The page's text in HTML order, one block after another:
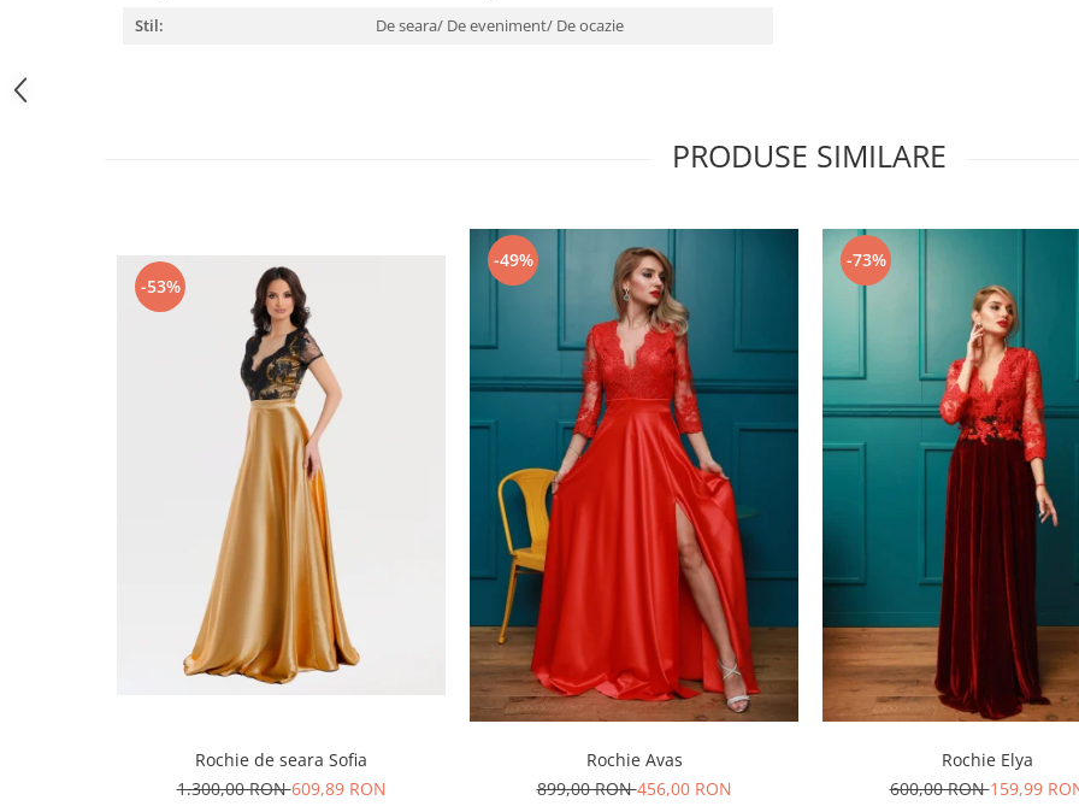
Stil:
De seara/ De eveniment/ De ocazie
PRODUSE SIMILARE
-53%
Rochie de seara Sofia
1.300,00 RON609,89 RON
-49%
Rochie Avas
899,00 RON456,00 RON
-73%
Rochie Elya
600,00 RON159,99